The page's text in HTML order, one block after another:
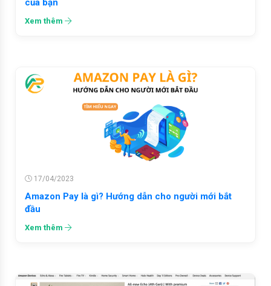
của bạn
Xem thêm
17/04/2023
Amazon Pay là gì? Hướng dẫn cho người mới bắt
đầu
Xem thêm